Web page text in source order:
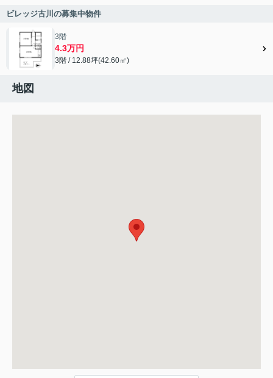
ビレッジ古川の募集中物件
3階
4.3万円
3階 / 12.88坪(42.60㎡)
地図